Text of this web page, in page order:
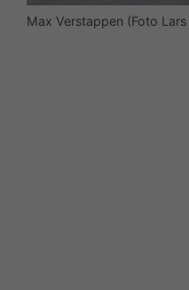
Max Verstappen (Foto